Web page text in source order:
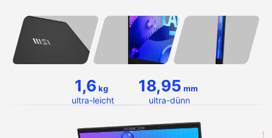
1,6 kg
ultra-leicht
18,95 mm
ultra-dünn